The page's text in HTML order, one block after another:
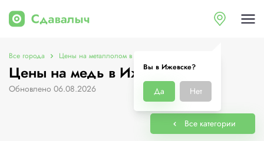
Вы в Ижевске?
Да Нет
Все города Цены на металлолом в Ижевске
Цены на медь в Ижевске
Обновлено 06.08.2026
Все категории